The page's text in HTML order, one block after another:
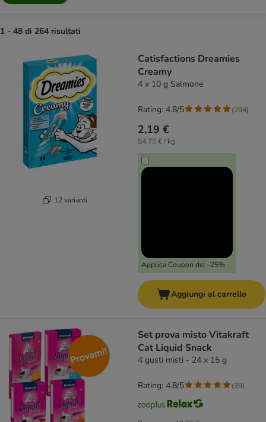
1 - 48 di 264 risultati
12 varianti
Catisfactions Dreamies
Creamy
4 x 10 g Salmone
2,19 €
54,75 € / kg
Applica Coupon del -25%
Rating: 4.8/5 (294)
Aggiungi al carrello
Set prova misto Vitakraft
Cat Liquid Snack
4 gusti misti - 24 x 15 g
Rating: 4.8/5 (39)